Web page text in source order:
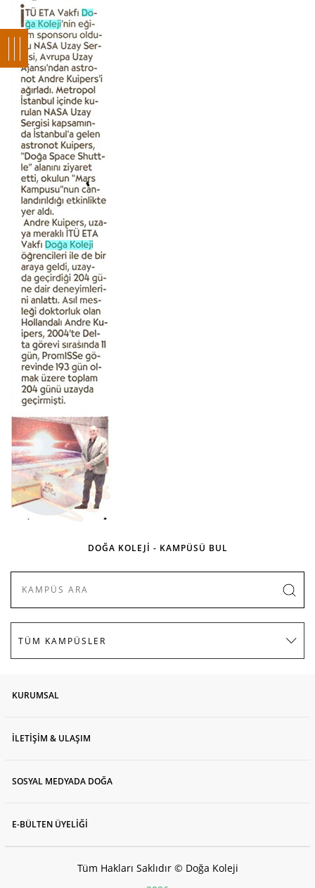
DOĞA KOLEJİ - KAMPÜSÜ BUL
KURUMSAL
İLETİŞİM & ULAŞIM
SOSYAL MEDYADA DOĞA
E-BÜLTEN ÜYELİĞİ
Tüm Hakları Saklıdır © Doğa Koleji